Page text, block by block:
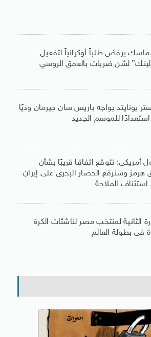
ماسك يرفض طلباً أوكرانياً لتفعيل
لشن ضربات بالعمق الروسي
يونايتد يواجه باريس سان جيرمان وديًا
استعدادًا للموسم الجديد
أمريكى: نتوقع اتفاقا قريبًا بشأن
وسنرفع الحصار البحرى على إيران
استئناف الملاحة
الثانية لمنتخب مصر لناشئات الكرة
فى بطولة العالم